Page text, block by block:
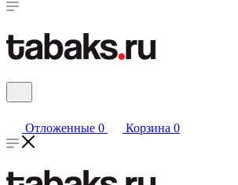
Отложенные 0 Корзина 0